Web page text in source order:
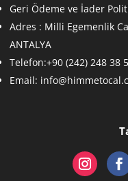
Geri Ödeme ve İader
Adres : Milli Egemenlik
ANTALYA
Telefon:+90 (242) 248 38
Email: